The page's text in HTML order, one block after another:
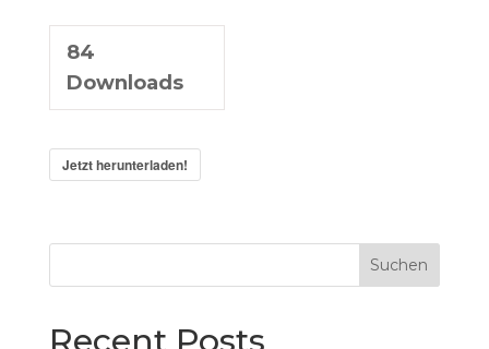
84
Downloads
Jetzt herunterladen!
Suchen
Recent Posts